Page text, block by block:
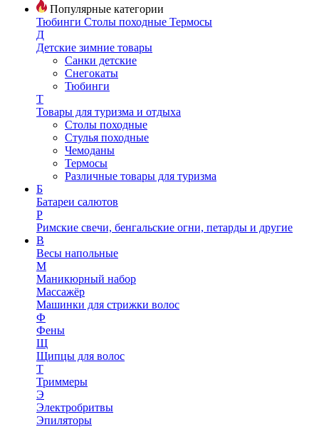
Популярные категории
Тюбинги Столы походные Термосы
Д
Детские зимние товары
Санки детские
Снегокаты
Тюбинги
Т
Товары для туризма и отдыха
Столы походные
Стулья походные
Чемоданы
Термосы
Различные товары для туризма
Б
Батареи салютов
Р
Римские свечи, бенгальские огни, петарды и другие
В
Весы напольные
М
Маникюрный набор
Массажёр
Машинки для стрижки волос
Ф
Фены
Щ
Щипцы для волос
Т
Триммеры
Э
Электробритвы
Эпиляторы